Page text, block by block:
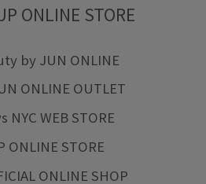
ONLINE STORE
by JUN ONLINE
ONLINE OUTLET
NYC WEB STORE
ONLINE STORE
ONLINE SHOP